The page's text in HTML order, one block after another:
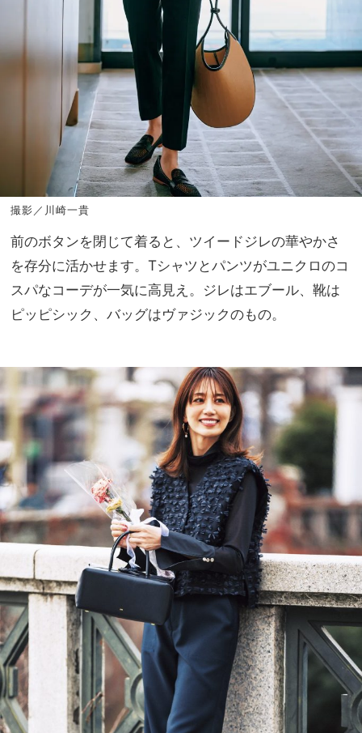
撮影／川崎一貴
前のボタンを閉じて着ると、ツイードジレの華やかさ
を存分に活かせます。Tシャツとパンツがユニクロのコ
スパなコーデが一気に高見え。ジレはエブール、靴は
ピッピシック、バッグはヴァジックのもの。